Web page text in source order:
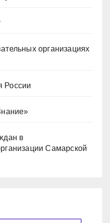
организациях
России
в
Самарской